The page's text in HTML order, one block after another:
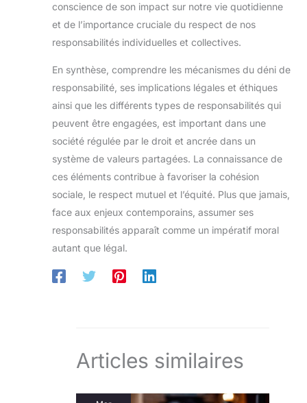
conscience de son impact sur notre vie quotidienne
et de l’importance cruciale du respect de nos
responsabilités individuelles et collectives.
En synthèse, comprendre les mécanismes du déni de
responsabilité, ses implications légales et éthiques
ainsi que les différents types de responsabilités qui
peuvent être engagées, est important dans une
société régulée par le droit et ancrée dans un
système de valeurs partagées. La connaissance de
ces éléments contribue à favoriser la cohésion
sociale, le respect mutuel et l’équité. Plus que jamais,
face aux enjeux contemporains, assumer ses
responsabilités apparaît comme un impératif moral
autant que légal.
Articles similaires